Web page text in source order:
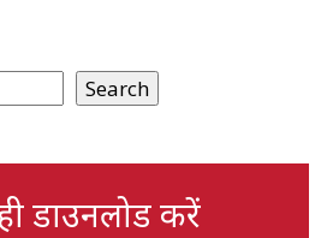
Search
डाउनलोड करें